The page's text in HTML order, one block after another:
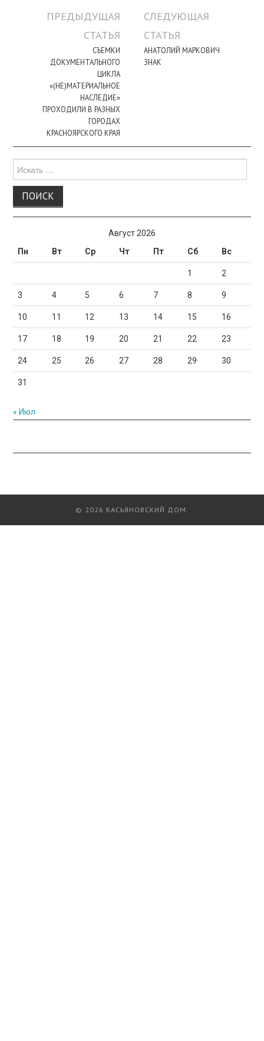
Навигация
ПРЕДЫДУЩАЯ
СТАТЬЯ
СЪЕМКИ
ДОКУМЕНТАЛЬНОГО
ЦИКЛА
«(НЕ)МАТЕРИАЛЬНОЕ
НАСЛЕДИЕ»
ПРОХОДИЛИ В РАЗНЫХ
ГОРОДАХ
КРАСНОЯРСКОГО КРАЯ
СЛЕДУЮЩАЯ
СТАТЬЯ
АНАТОЛИЙ МАРКОВИЧ
ЗНАК
для:
Август 2026
Пн
Вт Ср Чт Пт Сб Вс
1 2
3 4 5 6 7 8 9
10 11 12 13 14 15 16
17 18 19 20 21 22 23
24 25 26 27 28 29 30
31
« Июл
© 2026 КАСЬЯНОВСКИЙ ДОМ.